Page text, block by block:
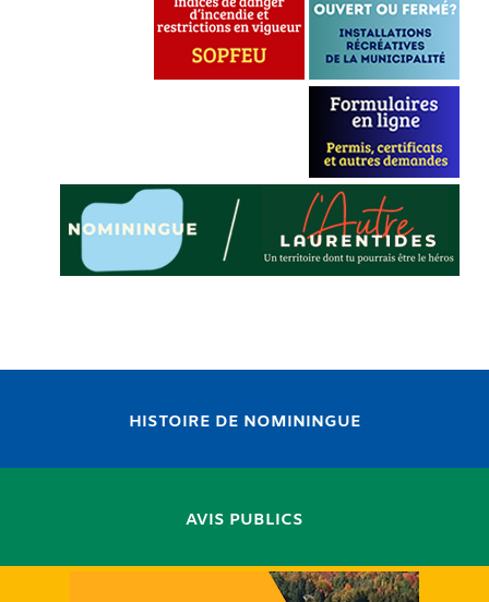
HISTOIRE DE NOMININGUE
AVIS PUBLICS